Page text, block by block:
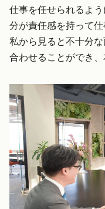
仕事を任せられるよ
分が責任感を持って
私から見ると不十分
合わせることができ、